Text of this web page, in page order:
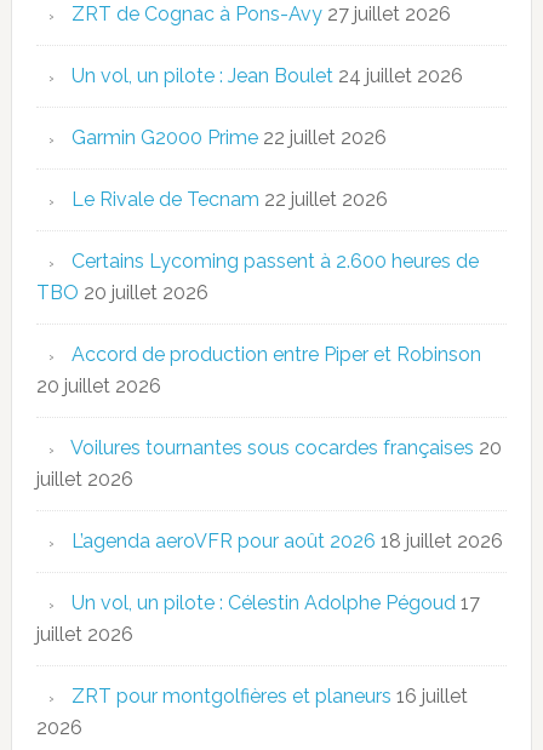
ZRT de Cognac à Pons-Avy 27 juillet 2026
Un vol, un pilote : Jean Boulet 24 juillet 2026
Garmin G2000 Prime 22 juillet 2026
Le Rivale de Tecnam 22 juillet 2026
Certains Lycoming passent à 2.600 heures de
TBO 20 juillet 2026
Accord de production entre Piper et Robinson
20 juillet 2026
Voilures tournantes sous cocardes françaises 20
juillet 2026
L’agenda aeroVFR pour août 2026 18 juillet 2026
Un vol, un pilote : Célestin Adolphe Pégoud 17
juillet 2026
ZRT pour montgolfières et planeurs 16 juillet
2026